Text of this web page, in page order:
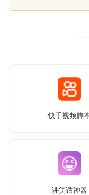
快手视频脚
讲笑话神器